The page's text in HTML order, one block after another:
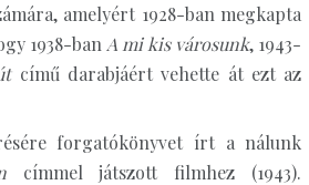
amelyért 1928-ban megkapta
1938-ban A mi kis városunk, 1943-
című darabjáért vehette át ezt az
forgatókönyvet írt a nálunk
címmel játszott filmhez (1943).